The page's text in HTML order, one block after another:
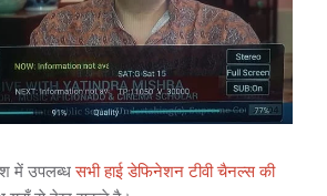
में उपलब्धसभी हाई डेफिनेशन टीवी चैनल्स की